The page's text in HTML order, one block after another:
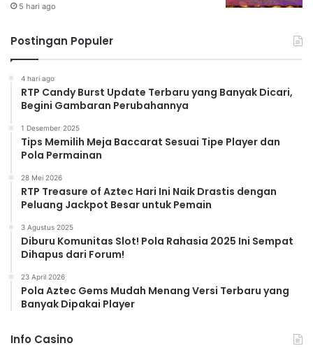
5 hari ago
Postingan Populer
4 hari ago
RTP Candy Burst Update Terbaru yang Banyak Dicari,
Begini Gambaran Perubahannya
1 Desember 2025
Tips Memilih Meja Baccarat Sesuai Tipe Player dan
Pola Permainan
28 Mei 2026
RTP Treasure of Aztec Hari Ini Naik Drastis dengan
Peluang Jackpot Besar untuk Pemain
3 Agustus 2025
Diburu Komunitas Slot! Pola Rahasia 2025 Ini Sempat
Dihapus dari Forum!
23 April 2026
Pola Aztec Gems Mudah Menang Versi Terbaru yang
Banyak Dipakai Player
Info Casino